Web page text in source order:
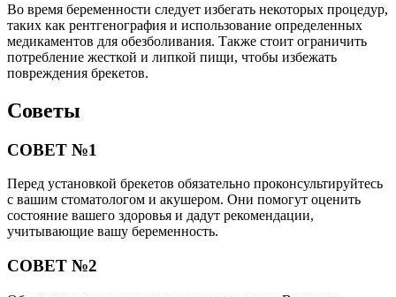
Во время беременности следует избегать некоторых процедур,
таких как рентгенография и использование определенных
медикаментов для обезболивания. Также стоит ограничить
потребление жесткой и липкой пищи, чтобы избежать
повреждения брекетов.
Советы
СОВЕТ №1
Перед установкой брекетов обязательно проконсультируйтесь
с вашим стоматологом и акушером. Они помогут оценить
состояние вашего здоровья и дадут рекомендации,
учитывающие вашу беременность.
СОВЕТ №2